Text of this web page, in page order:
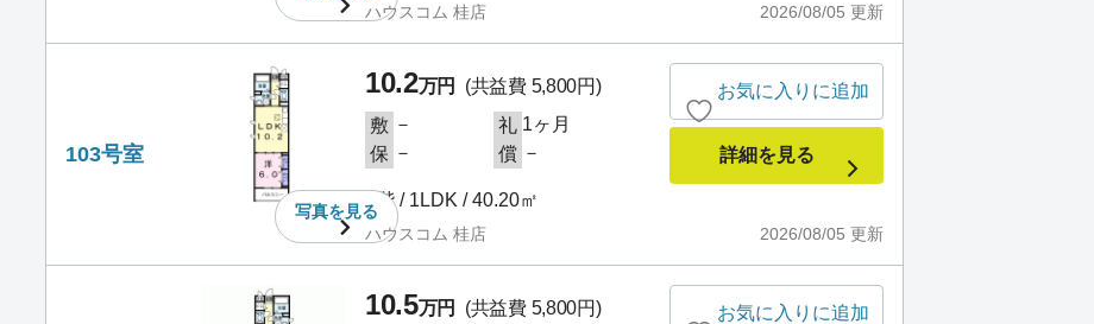
2026/08/05 更新
ハウスコム 桂店
103号室
写真を見る
10.2万円
(共益費 5,800円)
敷 － 礼 1ヶ月
保 － 償 －
1階 / 1LDK / 40.20㎡
2026/08/05 更新
ハウスコム 桂店
お気に入りに追加
詳細を見る
10.5万円
(共益費 5,800円)
お気に入りに追加